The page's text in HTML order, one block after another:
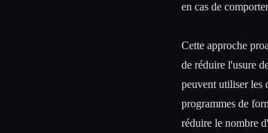
en cas de
Cette approche
de réduire l'usure
peuvent utiliser les
programmes de
réduire le nombre